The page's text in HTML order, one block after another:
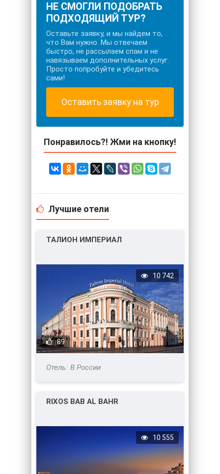
НЕ СМОГЛИ ПОДОБРАТЬ
ПОДХОДЯЩИЙ ТУР?
Оставьте заявку, и мы найдем то,
что Вам нужно. Мы отвечаем
быстро, не рассылаем спам и не
навязываем дополнительных услуг.
Просто попробуйте и убедитесь
сами!
Оставить заявку на тур
Понравилось?! Жми на кнопку!
Лучшие отели
ТАЛИОН ИМПЕРИАЛ
89
10 742
В России
RIXOS BAB AL BAHR
10 555